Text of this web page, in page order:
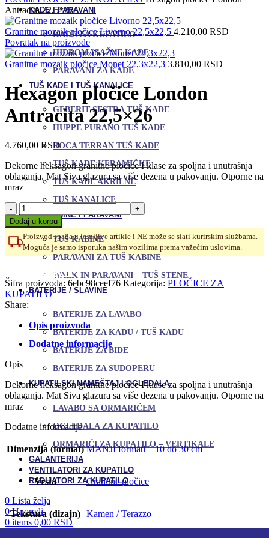
KADE I PARAVANI
KADE ZA KUPATILO
HIDROMASAŽNE KADE
PARAVANI ZA KADE
TUŠ KADE I TUŠ KANALICE
GEBERIT SESTRA TUŠ KADE
HUPPE PURANO TUŠ KADE
ROCA TERRAN TUŠ KADE
TUŠ KADE KERAMIČKE
TUŠ KADE AKRILNE
TUŠ KANALICE
TUŠ KABINE I PARAVANI
TUŠ KABINE
PARAVANI ZA TUŠ KABINE
WALK IN PARAVANI – TUŠ STENE
BATERIJE / SLAVINE
BATERIJE ZA LAVABO
BATERIJE ZA KADU / TUŠ KADU
BATERIJE ZA BIDE
BATERIJE ZA SUDOPERU
KUPATILSKI NAMEŠTAJ I OGLEDALA
LAVABO SA ORMARIĆEM
OGLEDALA ZA KUPATILO
ORMARIĆI ZA KUPATILO – VERTIKALE
GALANTERIJA
VENTILATORI ZA KUPATILO
RADIJATORI ZA KUPATILO
0 Lista želja
0 Uporedi
0 items 0,00RSD
Antracita 22,5×26
Granitne mozaik pločice Livorno 22,5x22,5 4.210,00 RSD
Povratak na proizvode
Granitne mozaik pločice Monet 22,3x22,3 3.810,00 RSD
Hexagon pločice London
Antracita 22,5×26
4.760,00 RSD
Dekorne heksagon granitne pločice I klase za spoljna i unutrašnja
oblaganja. Mat Siva glazura sa više dezena u pakovanju. Otporne na
mraz
Hexagon
pločice
London
Antracita
22,5x26
količina
Dodaj u korpu
Proizvod spada u lomljive artikle i NE može se slati kurirskim službama.
Moguća je samo isporuka našim vozilima prema važećim uslovima.
Dodaj u omiljene
Šifra proizvoda: 6ebc98ceef76 Kategorija: PLOČICE ZA
KUPATILO
Share:
Opis proizvoda
Dodatne informacije
Opis
Dekorne heksagon granitne pločice I klase za spoljna i unutrašnja
oblaganja. Mat Siva glazura sa više dezena u pakovanju. Otporne na
mraz
Dodatne informacije
Dimenzija (format) MANJI formati – 10 do 30 cm
Vrsta Granitne pločice
Tekstura (dizajn) Kamen / Terazzo